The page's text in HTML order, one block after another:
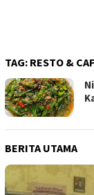
TAG: RESTO &
BERITA UTAMA